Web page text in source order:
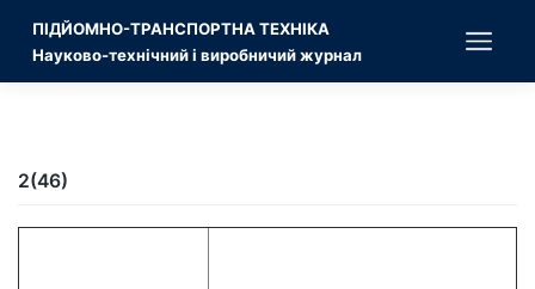
content
ПІДЙОМНО-ТРАНСПОРТНА ТЕХНІКА
Науково-технічний і виробничий журнал
2(46)